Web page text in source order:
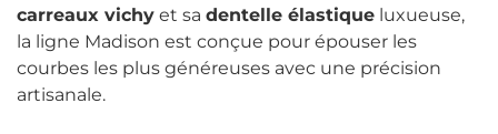
carreaux vichy et sa dentelle élastique luxueuse,
la ligne Madison est conçue pour épouser les
courbes les plus généreuses avec une précision
artisanale.